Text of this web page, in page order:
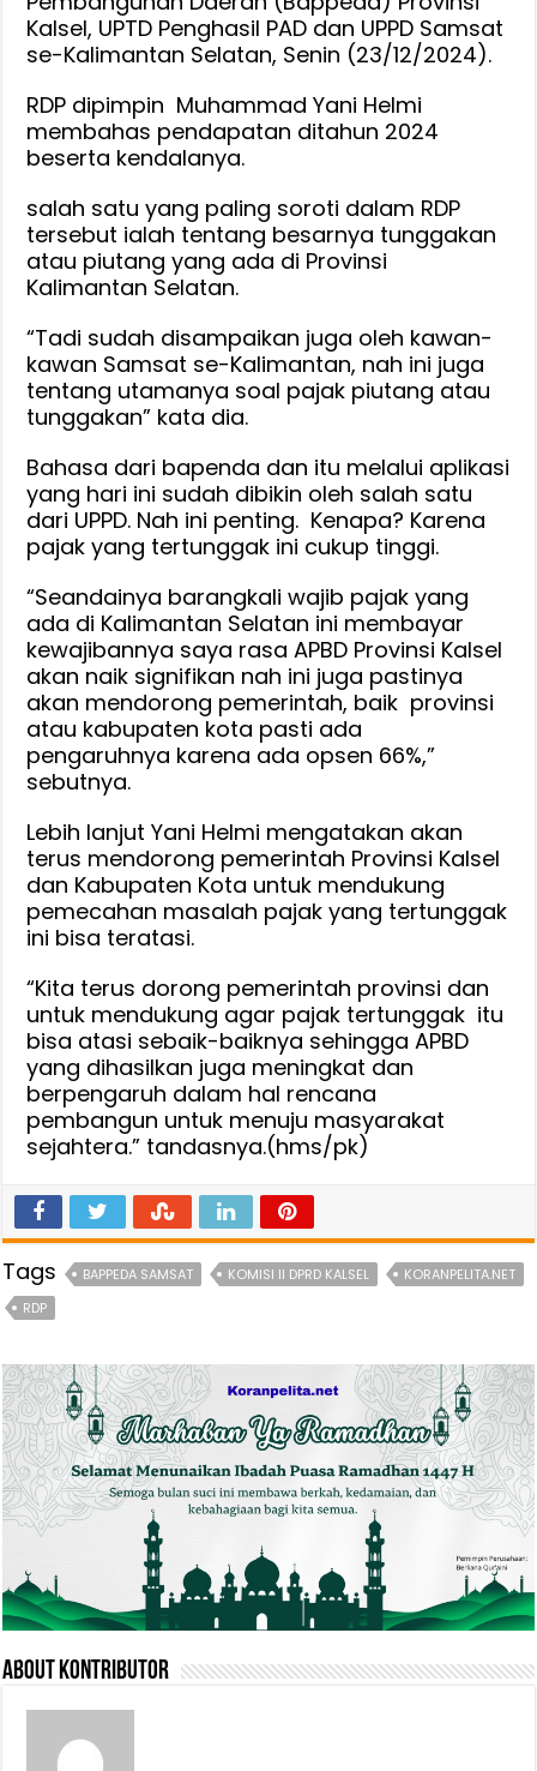
Kalsel, UPTD Penghasil PAD dan UPPD Samsat
se-Kalimantan Selatan, Senin (23/12/2024).
RDP dipimpin Muhammad Yani Helmi
membahas pendapatan ditahun 2024
beserta kendalanya.
salah satu yang paling soroti dalam RDP
tersebut ialah tentang besarnya tunggakan
atau piutang yang ada di Provinsi
Kalimantan Selatan.
“Tadi sudah disampaikan juga oleh kawan-
kawan Samsat se-Kalimantan, nah ini juga
tentang utamanya soal pajak piutang atau
tunggakan” kata dia.
Bahasa dari bapenda dan itu melalui aplikasi
yang hari ini sudah dibikin oleh salah satu
dari UPPD. Nah ini penting. Kenapa? Karena
pajak yang tertunggak ini cukup tinggi.
“Seandainya barangkali wajib pajak yang
ada di Kalimantan Selatan ini membayar
kewajibannya saya rasa APBD Provinsi Kalsel
akan naik signifikan nah ini juga pastinya
akan mendorong pemerintah, baik provinsi
atau kabupaten kota pasti ada
pengaruhnya karena ada opsen 66%,”
sebutnya.
Lebih lanjut Yani Helmi mengatakan akan
terus mendorong pemerintah Provinsi Kalsel
dan Kabupaten Kota untuk mendukung
pemecahan masalah pajak yang tertunggak
ini bisa teratasi.
“Kita terus dorong pemerintah provinsi dan
untuk mendukung agar pajak tertunggak itu
bisa atasi sebaik-baiknya sehingga APBD
yang dihasilkan juga meningkat dan
berpengaruh dalam hal rencana
pembangun untuk menuju masyarakat
sejahtera.” tandasnya.(hms/pk)
Tags BAPPEDA SAMSAT KOMISI II DPRD KALSEL
KORANPELITA.NET
RDP
About Kontributor